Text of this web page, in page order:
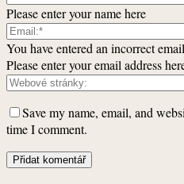
Please enter your name here
You have entered an incorrect
Please enter your email address
Save my name, email, and
time I comment.